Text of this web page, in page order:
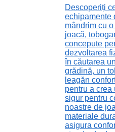
Descoperiți
echipamente
mândrim cu
joacă,
concepute
dezvoltarea
în căutarea
grădină, un
leagăn
pentru a crea
sigur pentru
noastre de
materiale
asigura